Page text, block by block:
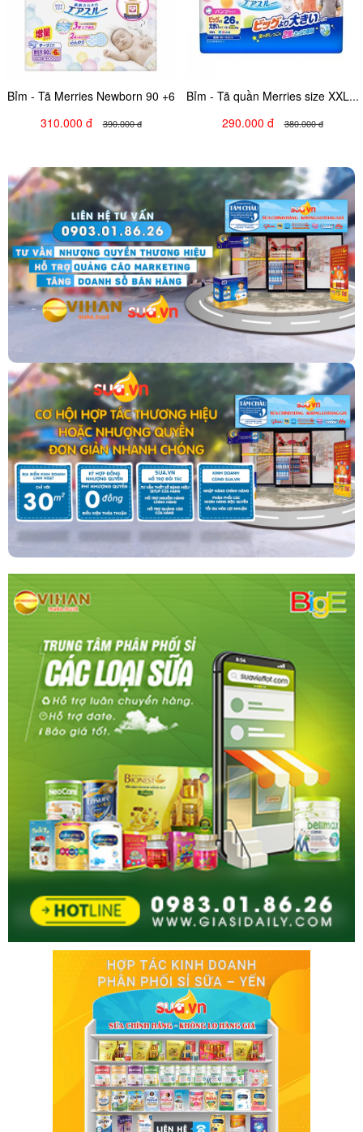
Bỉm - Tã Merries Newborn 90 +6
310.000 đ
390.000 đ
Bỉm - Tã quần Merries size XXL...
290.000 đ
380.000 đ